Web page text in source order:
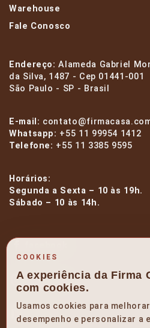
Warehouse
Fale Conosco
Endereço:Alameda Gabriel
da Silva, 1487 - Cep 01441-001
São Paulo - SP - Brasil
E-mail:
Whatsapp: +55 11 99954 1412
Telefone: +55 11 3385 9595
Horários:
Segunda a Sexta – 10 às 19h.
Sábado – 10 às 14h.
instagram
linkedin
COOKIES
A experiência da Firma
com cookies.
Usamos cookies para
desempenho e personalizar a